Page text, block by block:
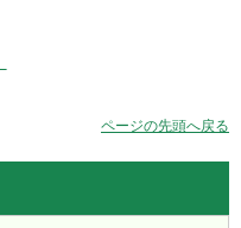
ページの先頭へ戻る